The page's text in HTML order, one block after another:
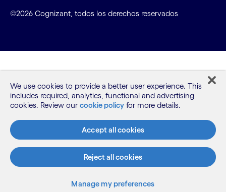
©2026 Cognizant, todos los derechos reservados
We use cookies to provide a better user experience. This
includes required, analytics, functional and advertising
cookies. Review our cookie policy for more details.
Accept all cookies
Reject all cookies
Manage my preferences